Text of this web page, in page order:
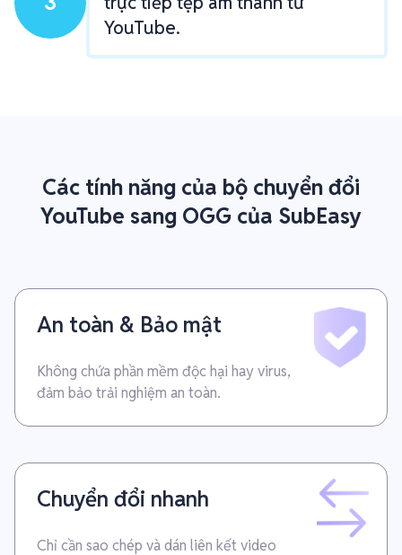
YouTube.
Các tính năng của bộ chuyển đổi
YouTube sang OGG của SubEasy
An toàn & Bảo mật
Không chứa phần mềm độc hại hay virus,
đảm bảo trải nghiệm an toàn.
Chuyển đổi nhanh
Chỉ cần sao chép và dán liên kết video